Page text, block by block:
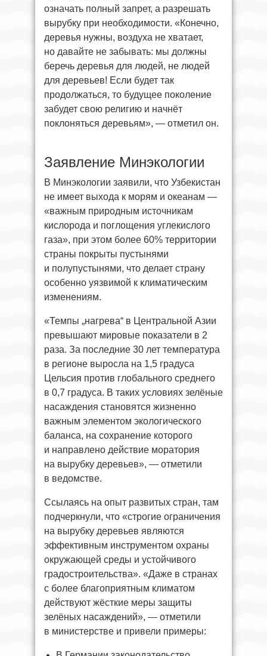
означать полный запрет, а разрешать
вырубку при необходимости. «Конечно,
деревья нужны, воздуха не хватает,
но давайте не забывать: мы должны
беречь деревья для людей, не людей
для деревьев! Если будет так
продолжаться, то будущее поколение
забудет свою религию и начнёт
поклоняться деревьям», — отметил он.
Заявление Минэкологии
В Минэкологии заявили, что Узбекистан
не имеет выхода к морям и океанам —
«важным природным источникам
кислорода и поглощения углекислого
газа», при этом более 60% территории
страны покрыты пустынями
и полупустынями, что делает страну
особенно уязвимой к климатическим
изменениям.
«Темпы „нагрева“ в Центральной Азии
превышают мировые показатели в 2
раза. За последние 30 лет температура
в регионе выросла на 1,5 градуса
Цельсия против глобального среднего
в 0,7 градуса. В таких условиях зелёные
насаждения становятся жизненно
важным элементом экологического
баланса, на сохранение которого
и направлено действие моратория
на вырубку деревьев», — отметили
в ведомстве.
Ссылаясь на опыт развитых стран, там
подчеркнули, что «строгие ограничения
на вырубку деревьев являются
эффективным инструментом охраны
окружающей среды и устойчивого
градостроительства». «Даже в странах
с более благоприятным климатом
действуют жёсткие меры защиты
зелёных насаждений», — отметили
в министерстве и привели примеры: